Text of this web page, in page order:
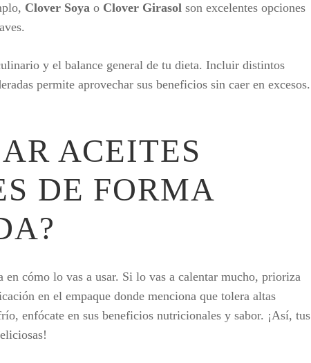
Clover Soya o Clover Girasol son excelentes opciones
y el balance general de tu dieta. Incluir distintos
permite aprovechar sus beneficios sin caer en excesos.
ACEITES
DE FORMA
en cómo lo vas a usar. Si lo vas a calentar mucho, prioriza
en el empaque donde menciona que tolera altas
enfócate en sus beneficios nutricionales y sabor. ¡Así, tus